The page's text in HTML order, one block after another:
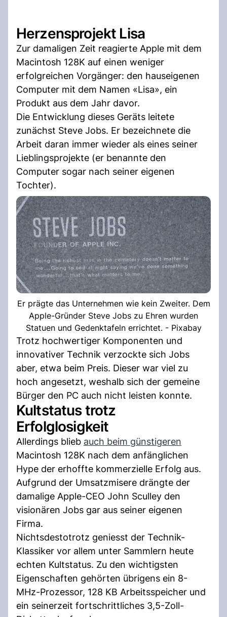
Herzensprojekt Lisa
Zur damaligen Zeit reagierte Apple mit dem
Macintosh 128K auf einen weniger
erfolgreichen Vorgänger: den hauseigenen
Computer mit dem Namen «Lisa», ein
Produkt aus dem Jahr davor.
Die Entwicklung dieses Geräts leitete
zunächst Steve Jobs. Er bezeichnete die
Arbeit daran immer wieder als eines seiner
Lieblingsprojekte (er benannte den
Computer sogar nach seiner eigenen
Tochter).
Er prägte das Unternehmen wie kein Zweiter. Dem
Apple-Gründer Steve Jobs zu Ehren wurden
Statuen und Gedenktafeln errichtet. - Pixabay
Trotz hochwertiger Komponenten und
innovativer Technik verzockte sich Jobs
aber, etwa beim Preis. Dieser war viel zu
hoch angesetzt, weshalb sich der gemeine
Bürger den PC auch nicht leisten konnte.
Kultstatus trotz
Erfolglosigkeit
Allerdings blieb auch beim günstigeren
Macintosh 128K nach dem anfänglichen
Hype der erhoffte kommerzielle Erfolg aus.
Aufgrund der Umsatzmisere drängte der
damalige Apple-CEO John Sculley den
visionären Jobs gar aus seiner eigenen
Firma.
Nichtsdestotrotz geniesst der Technik-
Klassiker vor allem unter Sammlern heute
echten Kultstatus. Zu den wichtigsten
Eigenschaften gehörten übrigens ein 8-
MHz-Prozessor, 128 KB Arbeitsspeicher und
ein seinerzeit fortschrittliches 3,5-Zoll-